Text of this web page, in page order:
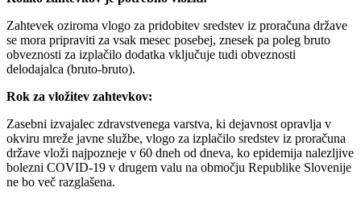
Zahtevek oziroma vlogo za pridobitev sredstev iz proračuna države
se mora pripraviti za vsak mesec posebej, znesek pa poleg bruto
obveznosti za izplačilo dodatka vključuje tudi obveznosti
delodajalca (bruto-bruto).
Rok za vložitev zahtevkov:
Zasebni izvajalec zdravstvenega varstva, ki dejavnost opravlja v
okviru mreže javne službe, vlogo za izplačilo sredstev iz proračuna
države vloži najpozneje v 60 dneh od dneva, ko epidemija nalezljive
bolezni COVID-19 v drugem valu na območju Republike Slovenije
ne bo več razglašena.